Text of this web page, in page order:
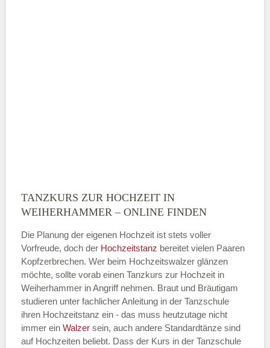
Montag
—
ÖFFNUNGSZEITEN HINZUFÜGEN
Dienstag
TANZKURS ZUR HOCHZEIT IN
WEIHERHAMMER – ONLINE FINDEN
Die Planung der eigenen Hochzeit ist stets voller
Vorfreude, doch der Hochzeitstanz bereitet vielen Paaren
Kopfzerbrechen. Wer beim Hochzeitswalzer glänzen
möchte, sollte vorab einen Tanzkurs zur Hochzeit in
Weiherhammer in Angriff nehmen. Braut und Bräutigam
studieren unter fachlicher Anleitung in der Tanzschule
ihren Hochzeitstanz ein - das muss heutzutage nicht
immer ein Walzer sein, auch andere Standardtänze sind
auf Hochzeiten beliebt. Dass der Kurs in der Tanzschule